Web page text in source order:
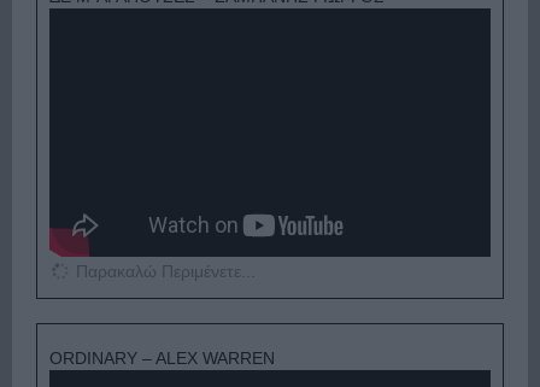
Παρακαλώ Περιμένετε...
ORDINARY – ALEX WARREN